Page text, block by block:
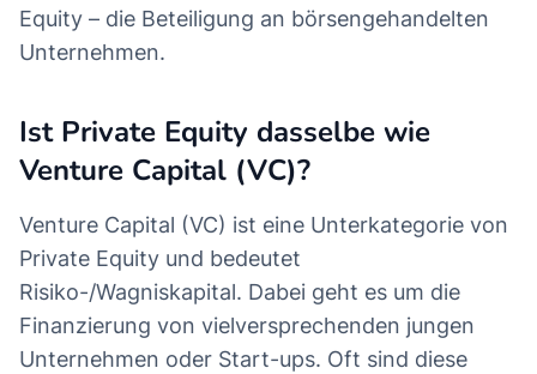
Equity – die Beteiligung an börsengehandelten
Unternehmen.
Ist Private Equity dasselbe wie
Venture Capital (VC)?
Venture Capital (VC) ist eine Unterkategorie von
Private Equity und bedeutet
Risiko-/Wagniskapital. Dabei geht es um die
Finanzierung von vielversprechenden jungen
Unternehmen oder Start-ups. Oft sind diese